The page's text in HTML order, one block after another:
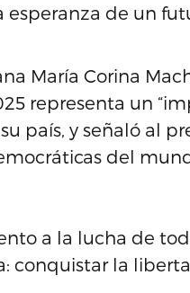
de un
María Corina
representa un
país, y señaló al
del
a la lucha de
conquistar la